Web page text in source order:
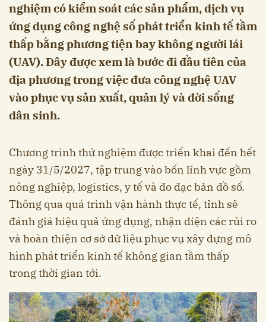
nghiệm có kiểm soát các sản phẩm, dịch vụ
ứng dụng công nghệ số phát triển kinh tế tầm
thấp bằng phương tiện bay không người lái
(UAV). Đây được xem là bước đi đầu tiên của
địa phương trong việc đưa công nghệ UAV
vào phục vụ sản xuất, quản lý và đời sống
dân sinh.
Chương trình thử nghiệm được triển khai đến hết
ngày 31/5/2027, tập trung vào bốn lĩnh vực gồm
nông nghiệp, logistics, y tế và đo đạc bản đồ số.
Thông qua quá trình vận hành thực tế, tỉnh sẽ
đánh giá hiệu quả ứng dụng, nhận diện các rủi ro
và hoàn thiện cơ sở dữ liệu phục vụ xây dựng mô
hình phát triển kinh tế không gian tầm thấp
trong thời gian tới.